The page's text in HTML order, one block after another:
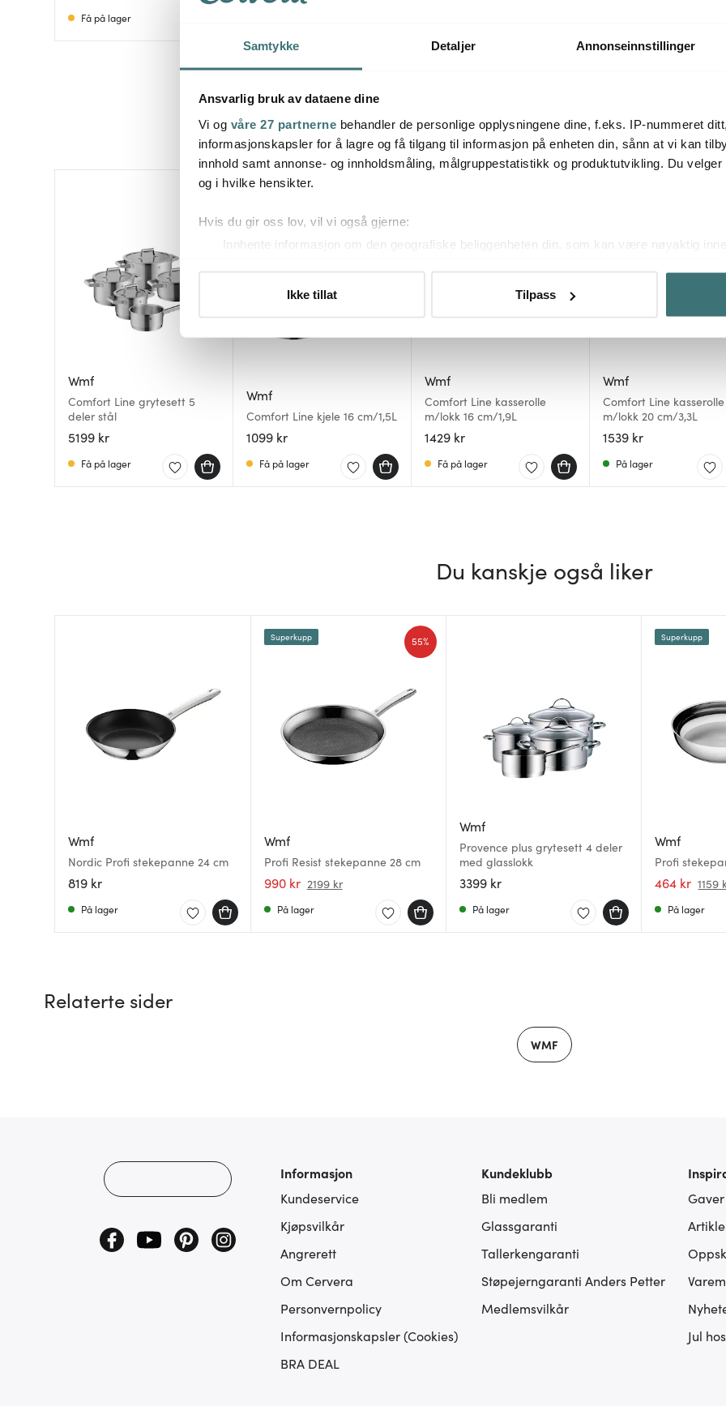
Samtykke Detaljer Annonseinnstillinger
Ansvarlig bruk av dataene dine
Vi og våre 27 partnerne behandler de personlige opplysningene dine, f.eks. IP-nummeret
informasjonskapsler for å lagre og få tilgang til informasjon på enheten din, sånn at vi kan
innhold samt annonse- og innholdsmåling, målgruppestatistikk og produktutvikling. Du
og i hvilke hensikter.
Hvis du gir oss lov, vil vi også gjerne:
Innhente informasjon om den geografiske beliggenheten din, som kan være nøyaktig
Du kan hele tiden endre eller trekke tilbake ditt samtykke fra erklæringen om
Vi bruker informasjonskapsler for å gi innhold og annonser et personlig preg, for å levere
sosiale medier, annonsering og analysearbeid, som kan kombinere den med annen
dem, eller som de har samlet inn gjennom din bruk av tjenestene deres.
Ikke tillat Tilpass
Få på lager
Mer fra samme serie
Wmf
Comfort Line grytesett 5
deler stål
5199 kr
Få på lager
Wmf
Comfort Line kjele 16 cm/1,5L
1099 kr
Få på lager
Wmf
Comfort Line kasserolle
m/lokk 16 cm/1,9L
1429 kr
Få på lager
Wmf
Comfort Line kasserolle
m/lokk 20 cm/3,3L
1539 kr
På lager
Du kanskje også liker
Wmf
Nordic Profi stekepanne 24 cm
819 kr
På lager
Wmf
Profi Resist stekepanne 28 cm
990 kr 2199 kr
55%
Superkupp
På lager
Wmf
Provence plus grytesett 4 deler
med glasslokk
3399 kr
På lager
Wmf
Profi
464 kr 1159
Superkupp
På lager
Relaterte sider
WMF
Informasjon
Kundeservice
Kjøpsvilkår
Angrerett
Om Cervera
Personvernpolicy
Informasjonskapsler (Cookies)
BRA DEAL
Kundeklubb
Bli medlem
Glassgaranti
Tallerkengaranti
Støpejerngaranti Anders Petter
Medlemsvilkår
Gaver
Jul